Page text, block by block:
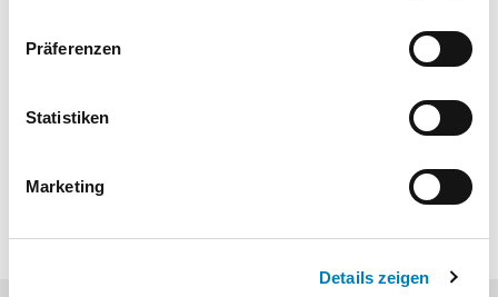
erforderlichen Cookies zu. Über die Schaltfläche „Nur
notwendige Cookies verwenden“ können Sie die nicht
unteren Regler Ihre persönlichen Bedürfnisse individuell
einstellen. Sie können Ihre Einwilligung jederzeit mit
Informationen finden Sie in unseren
Datenschutzhinweisen.
Präferenzen
Statistiken
Marketing
Details zeigen
Links